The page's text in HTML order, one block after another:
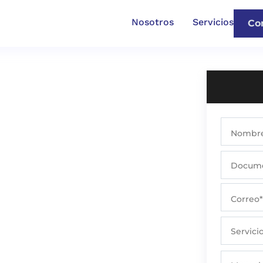
Nosotros Servicios
Correo*